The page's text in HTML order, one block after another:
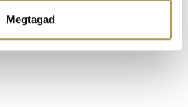
gyűjtöttek.
Megtagad